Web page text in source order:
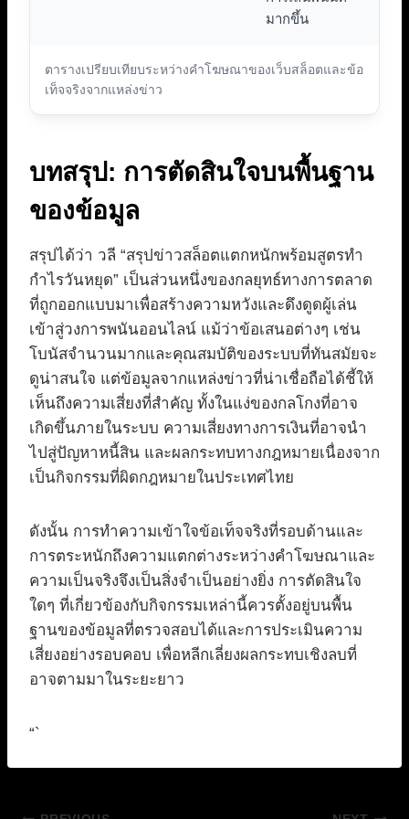
ตารางเปรียบเทียบระหว่างคำโฆษณาของเว็บสล็อตและข้อ
เท็จจริงจากแหล่งข่าว
มากขึ้น
บทสรุป: การตัดสินใจบนพื้นฐาน
ของข้อมูล
สรุปได้ว่า วลี “สรุปข่าวสล็อตแตกหนักพร้อมสูตรทำ
กำไรวันหยุด” เป็นส่วนหนึ่งของกลยุทธ์ทางการตลาด
ที่ถูกออกแบบมาเพื่อสร้างความหวังและดึงดูดผู้เล่น
เข้าสู่วงการพนันออนไลน์ แม้ว่าข้อเสนอต่างๆ เช่น
โบนัสจำนวนมากและคุณสมบัติของระบบที่ทันสมัยจะ
ดูน่าสนใจ แต่ข้อมูลจากแหล่งข่าวที่น่าเชื่อถือได้ชี้ให้
เห็นถึงความเสี่ยงที่สำคัญ ทั้งในแง่ของกลโกงที่อาจ
เกิดขึ้นภายในระบบ ความเสี่ยงทางการเงินที่อาจนำ
ไปสู่ปัญหาหนี้สิน และผลกระทบทางกฎหมายเนื่องจาก
เป็นกิจกรรมที่ผิดกฎหมายในประเทศไทย
ดังนั้น การทำความเข้าใจข้อเท็จจริงที่รอบด้านและ
การตระหนักถึงความแตกต่างระหว่างคำโฆษณาและ
ความเป็นจริงจึงเป็นสิ่งจำเป็นอย่างยิ่ง การตัดสินใจ
ใดๆ ที่เกี่ยวข้องกับกิจกรรมเหล่านี้ควรตั้งอยู่บนพื้น
ฐานของข้อมูลที่ตรวจสอบได้และการประเมินความ
เสี่ยงอย่างรอบคอบ เพื่อหลีกเลี่ยงผลกระทบเชิงลบที่
อาจตามมาในระยะยาว
“`